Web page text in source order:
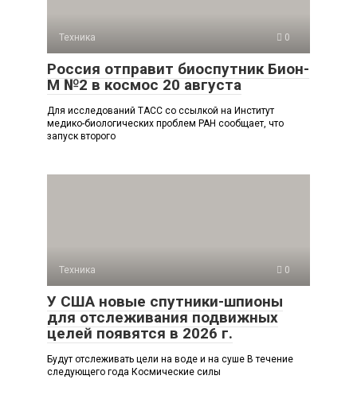
Техника 0
Россия отправит биоспутник Бион-
М №2 в космос 20 августа
Для исследований ТАСС со ссылкой на Институт
медико-биологических проблем РАН сообщает, что
запуск второго
Техника 0
У США новые спутники-шпионы
для отслеживания подвижных
целей появятся в 2026 г.
Будут отслеживать цели на воде и на суше В течение
следующего года Космические силы